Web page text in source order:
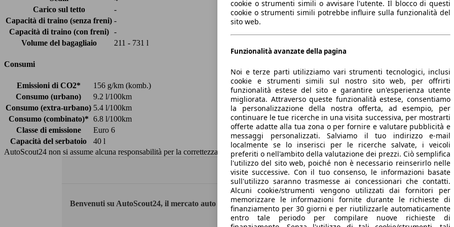
Carico sul tetto
-
Capacità di traino (senza freni) -
Capacità di traino (con freni)
-
Volume del bagagliaio
211 - 731 l
Consumi
Emissioni di CO2*
156 g/km (komb.)
Consumo (urbano)
9.2 l/100km
Consumo (extra-urbano) 5.4 l/100km
Consumo (combinato)* 6.8 l/100km
Classe di emissione
Euro 6
Capacità del serbatoio
40 l
AutoScout24 non si assume alcuna responsabilità per la correttezza dei dati.
Benvenuti su AutoScout24, il mercato auto europeo.
cookie o strumenti simili o avvisare l'utente. Il blocco di questi
cookie o strumenti simili potrebbe influire sulla funzionalità del
sito web.
Funzionalità avanzate della pagina
Noi e terze parti utilizziamo vari strumenti tecnologici, inclusi
cookie e strumenti simili sul nostro sito web, per offrirti
funzionalità estese del sito e garantire un'esperienza utente
migliorata. Attraverso queste funzionalità estese, consentiamo
la personalizzazione della nostra offerta, ad esempio, per
continuare le tue ricerche in una visita successiva, per mostrarti
offerte adatte alla tua zona o per fornire e valutare pubblicità e
messaggi personalizzati. Salviamo il tuo indirizzo e-mail
localmente se lo inserisci per le ricerche salvate, i veicoli
preferiti o nell'ambito della valutazione dei prezzi. Ciò semplifica
l'utilizzo del sito web, poiché non è necessario reinserirlo nelle
visite successive. Con il tuo consenso, le informazioni basate
sull'utilizzo saranno trasmesse ai concessionari che contatti.
Alcuni cookie/strumenti vengono utilizzati dai fornitori per
memorizzare le informazioni fornite durante le richieste di
finanziamento per 30 giorni e per riutilizzarle automaticamente
entro tale periodo per compilare nuove richieste di